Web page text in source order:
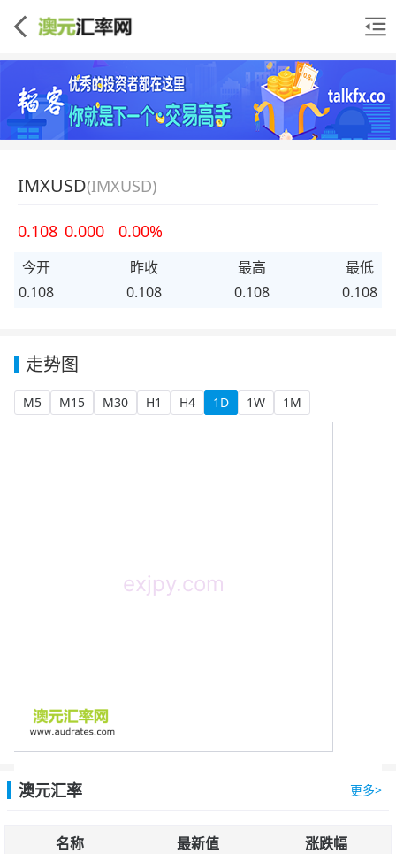
IMXUSD(IMXUSD)
0.108 0.000 0.00%
今开
0.108
昨收
0.108
最高
0.108
最低
0.108
走势图
M5 M15 M30 H1 H4 1D 1W 1M
澳元汇率 更多>
名称 最新值 涨跌幅